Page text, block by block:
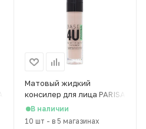
Матовый жидкий
консилер для лица PARISA
Base 4U т.03
натуральный, 8 мл
В наличии
10 шт - в 5 магазинах